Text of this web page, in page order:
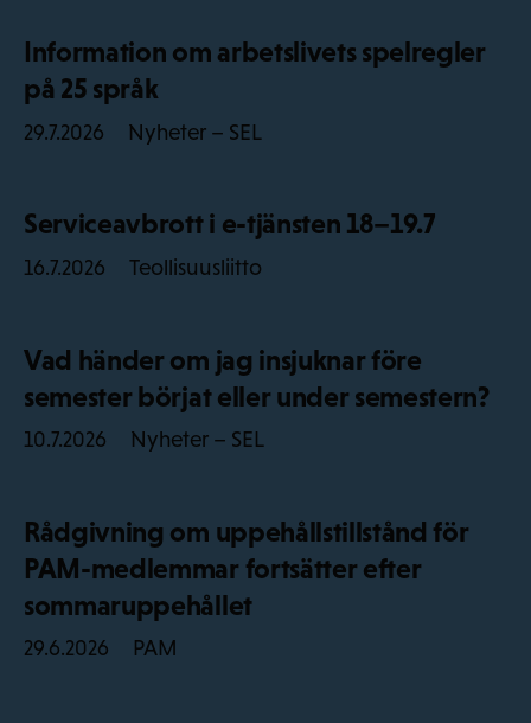
Information om arbetslivets spelregler
på 25 språk
29.7.2026 Nyheter – SEL
Serviceavbrott i e-tjänsten 18–19.7
16.7.2026 Teollisuusliitto
Vad händer om jag insjuknar före
semester börjat eller under semestern?
10.7.2026 Nyheter – SEL
Rådgivning om uppehållstillstånd för
PAM-medlemmar fortsätter efter
sommaruppehållet
29.6.2026 PAM